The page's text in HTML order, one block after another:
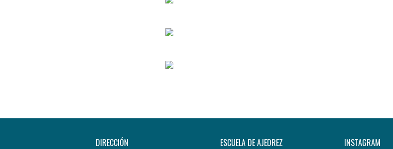
DIRECCIÓN ESCUELA DE AJEDREZ INSTAGRAM